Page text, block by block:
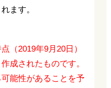
ます。
（2019年9月20日）
成されたものです。
能性があることを予